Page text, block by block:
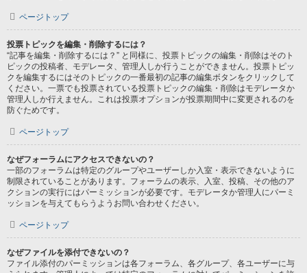
ページトップ
投票トピックを編集・削除するには？
“記事を編集・削除するには？” と同様に、投票トピックの編集・削除はそのト
ピックの投稿者、モデレータ、管理人しか行うことができません。投票トピッ
クを編集するにはそのトピックの一番最初の記事の編集ボタンをクリックして
ください。一票でも投票されている投票トピックの編集・削除はモデレータか
管理人しか行えません。これは投票オプションが投票期間中に変更されるのを
防ぐためです。
ページトップ
なぜフォーラムにアクセスできないの？
一部のフォーラムは特定のグループやユーザーしか入室・表示できないように
制限されていることがあります。フォーラムの表示、入室、投稿、その他のア
クションの実行にはパーミッションが必要です。モデレータか管理人にパーミ
ッションを与えてもらうようお問い合わせください。
ページトップ
なぜファイルを添付できないの？
ファイル添付のパーミッションは各フォーラム、各グループ、各ユーザーに与